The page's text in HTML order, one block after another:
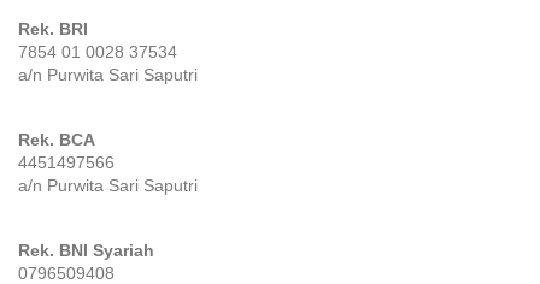
Rek. BRI
7854 01 0028 37534
a/n Purwita Sari Saputri
Rek. BCA
4451497566
a/n Purwita Sari Saputri
Rek. BNI Syariah
0796509408